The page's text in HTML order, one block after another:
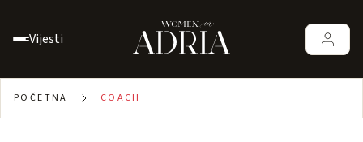
Vijesti
POČETNA COACH